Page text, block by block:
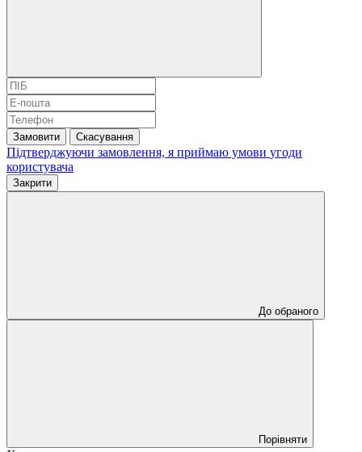
Замовити Скасування
Підтверджуючи замовлення, я приймаю умови угоди
користувача
Закрити
До обраного
Порівняти